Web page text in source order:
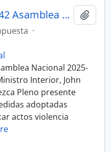
Sesion de Pleno No. 042 Asamblea Nacional 2025-2027
·
Nacional 2025-
Interior, John
Pleno presente
adoptadas
actos violencia